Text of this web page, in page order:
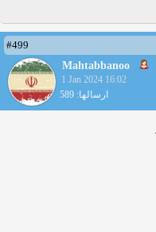
#499
Mahtabbanoo
1 Jan 2024 16:02
ارسالها: 589